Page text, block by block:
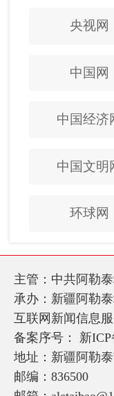
央视网
中国网
中国经济
中国文明
环球网
主管：中共阿勒
承办：新疆阿勒
互联网新闻信息
备案序号： 新ICP
地址：新疆阿勒
邮编：836500